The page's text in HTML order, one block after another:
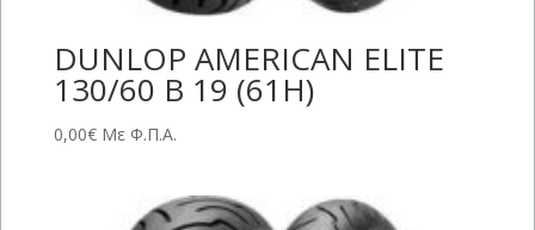
DUNLOP AMERICAN ELITE
130/60 B 19 (61H)
0,00€ Με Φ.Π.Α.